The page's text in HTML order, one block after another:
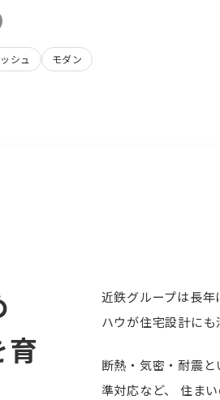
シュ モダン
近鉄グループは長年
ハウが住宅設計にも
断熱・気密・耐震
準対応など、
住ま